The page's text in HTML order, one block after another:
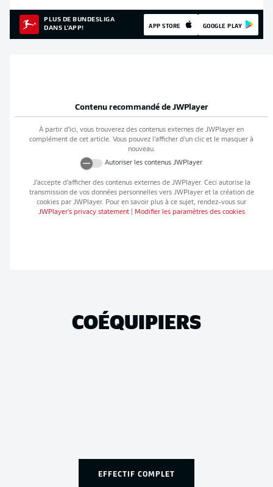
PLUS DE BUNDESLIGA
DANS L'APP!
APP STORE GOOGLE PLAY
Contenu recommandé de JWPlayer
À partir d’ici, vous trouverez des contenus externes de JWPlayer en
complément de cet article. Vous pouvez l’afficher d’un clic et le masquer à
nouveau.
Autoriser les contenus JWPlayer
J’accepte d’afficher des contenus externes de JWPlayer. Ceci autorise la
transmission de vos données personnelles vers JWPlayeret la création de
cookies par JWPlayer. Pour en savoir plus à ce sujet, rendez-vous sur
JWPlayer's privacy statement| Modifier les paramètres des cookies
COÉQUIPIERS
EFFECTIF COMPLET